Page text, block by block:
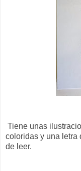
Tiene unas
coloridas y una letra
de leer.